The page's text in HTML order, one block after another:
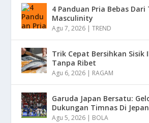
4 Panduan Pria Bebas Dari
Masculinity
Agu 7, 2026 |TREND
Trik Cepat Bersihkan Sisik
Tanpa Ribet
Agu 6, 2026 | RAGAM
Garuda Japan Bersatu:
Dukungan Timnas Di
Agu 5, 2026 | BOLA